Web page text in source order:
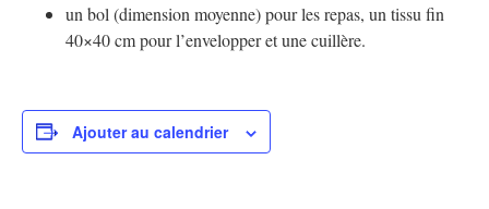
un bol (dimension moyenne) pour les repas, un tissu fin
40×40 cm pour l’envelopper et une cuillère.
Ajouter au calendrier